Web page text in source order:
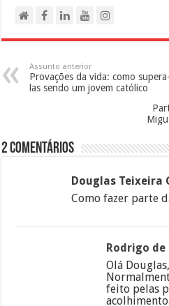
Assunto anterior
Provações da vida: como supera-
las sendo um jovem católico
2 Comentários
Douglas Teixeira
Como fazer parte
Rodrigo de
Olá
feito pelas